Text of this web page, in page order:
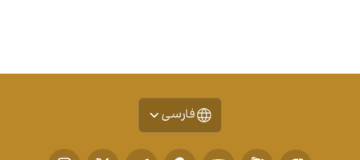
فارسی